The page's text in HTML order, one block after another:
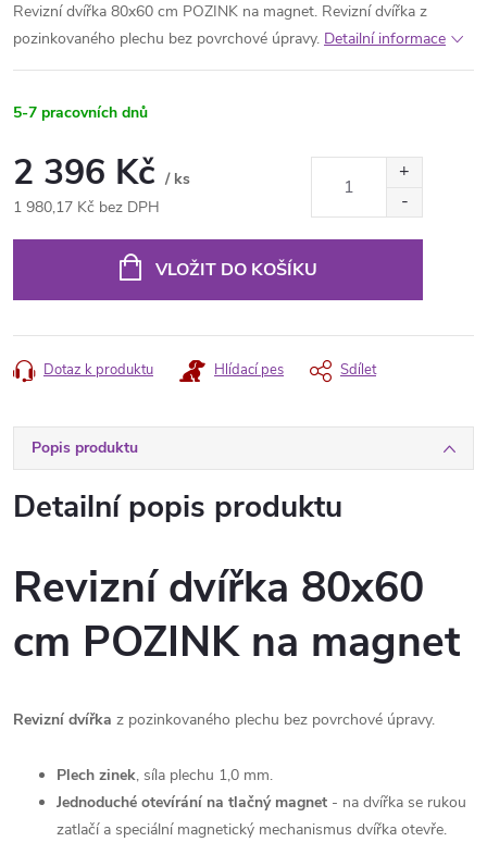
Revizní dvířka 80x60 cm POZINK na magnet. Revizní dvířka z
pozinkovaného plechu bez povrchové úpravy. Detailní informace
5-7 pracovních dnů
2 396 Kč / ks
1 980,17 Kč bez DPH
VLOŽIT DO KOŠÍKU
Dotaz k produktu Hlídací pes Sdílet
Popis produktu
Detailní popis produktu
Revizní dvířka 80x60
cm POZINK na magnet
Revizní dvířka z pozinkovaného plechu bez povrchové úpravy.
Plech zinek, síla plechu 1,0 mm.
Jednoduché otevírání na tlačný magnet - na dvířka se rukou
zatlačí a speciální magnetický mechanismus dvířka otevře.